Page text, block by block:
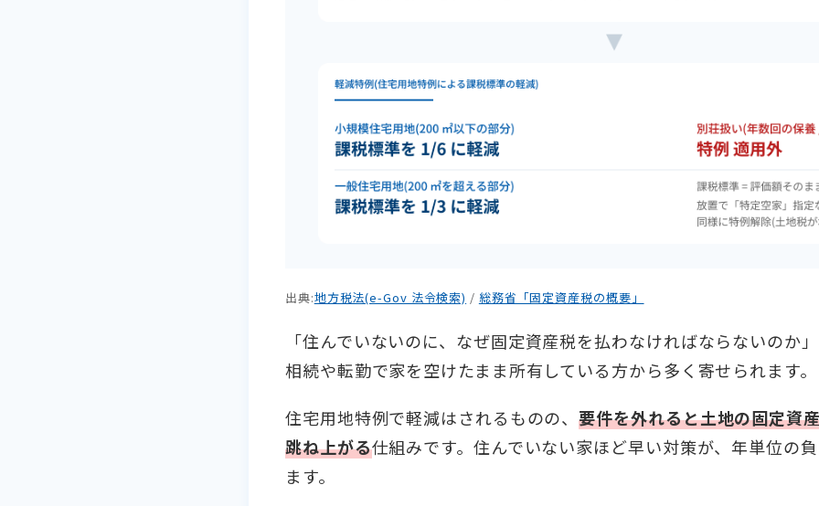
出典:地方税法(e-Gov 法令検索) / 総務省「固定資産税の概要」
「住んでいないのに、なぜ固定資産税を払わなければならないのか
相続や転勤で家を空けたまま所有している方から多く寄せられます。
住宅用地特例で軽減はされるものの、要件を外れると土地の固定資
跳ね上がる仕組みです。住んでいない家ほど早い対策が、年単位の
ます。